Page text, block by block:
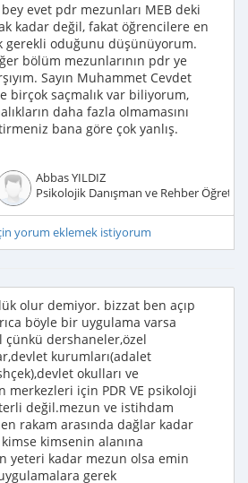
evet pdr mezunları MEB deki
kadar değil, fakat öğrencilere en
gerekli oduğunu düşünüyorum.
bölüm mezunlarının pdr ye
Sayın Muhammet Cevdet
birçok saçmalık var biliyorum,
daha fazla olmamasını
bana göre çok yanlış.
Abbas YILDIZ
Psikolojik Danışman ve Rehber
yorum eklemek istiyorum
olur demiyor. bizzat ben açıp
böyle bir uygulama varsa
çünkü dershaneler,özel
kurumları(adalet
okulları ve
merkezleri için PDR VE psikoloji
değil.mezun ve istihdam
rakam arasında dağlar kadar
kimsenin alanına
yeteri kadar mezun olsa emin
gerek